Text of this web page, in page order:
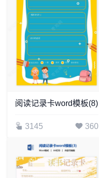
阅读记录卡word模板(8)
3145 360